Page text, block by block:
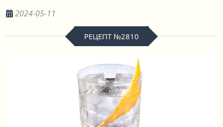
2024-05-11
РЕЦЕПТ №2810